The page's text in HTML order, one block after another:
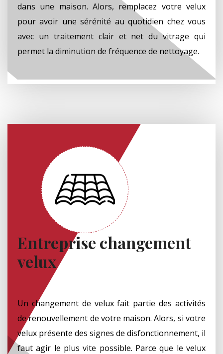
dans une maison. Alors, remplacez votre velux
pour avoir une sérénité au quotidien chez vous
avec un traitement clair et net du vitrage qui
permet la diminution de fréquence de nettoyage.
Entreprise changement
velux
Un changement de velux fait partie des activités
de renouvellement de votre maison. Alors, si votre
velux présente des signes de disfonctionnement, il
faut agir le plus vite possible. Parce que le velux